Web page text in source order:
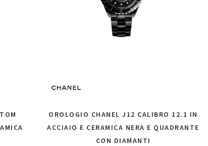
OROLOGIO CHANEL J12 CALIBRO 12.1 IN
ACCIAIO E CERAMICA NERA E QUADRANTE
CON DIAMANTI